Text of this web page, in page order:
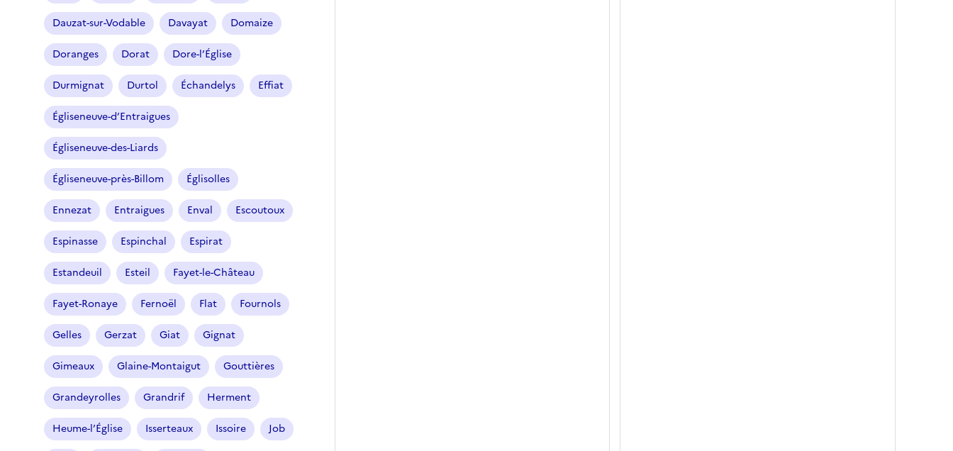
Dauzat-sur-Vodable Davayat Domaize
Doranges Dorat Dore-l’Église
Durmignat Durtol Échandelys Effiat
Égliseneuve-d’Entraigues
Égliseneuve-des-Liards
Égliseneuve-près-Billom Églisolles
Ennezat Entraigues Enval Escoutoux
Espinasse Espinchal Espirat
Estandeuil Esteil Fayet-le-Château
Fayet-Ronaye Fernoël Flat Fournols
Gelles Gerzat Giat Gignat
Gimeaux Glaine-Montaigut Gouttières
Grandeyrolles Grandrif Herment
Heume-l’Église Isserteaux Issoire Job